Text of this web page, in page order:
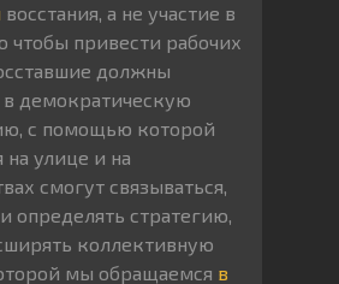
восстания, а не участие в
чтобы привести рабочих
должны
в демократическую
с помощью которой
улице и на
смогут связываться,
определять стратегию,
коллективную
мы обращаемся в